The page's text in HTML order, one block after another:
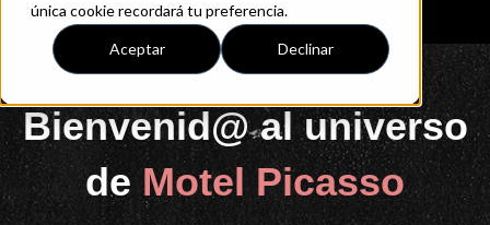
única cookie recordará tu preferencia.
Aceptar Declinar
Bienvenid@ al universo
deMotel Picasso